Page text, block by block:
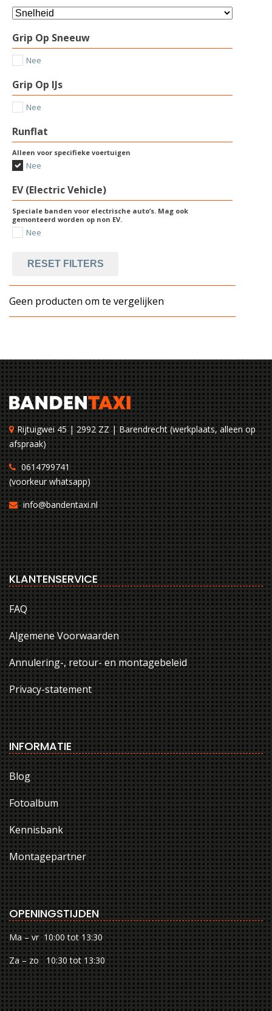
Grip Op Sneeuw
Nee
Grip Op IJs
Nee
Runflat
Alleen voor specifieke voertuigen
Nee
EV (Electric Vehicle)
Speciale banden voor electrische auto’s. Mag ook
gemonteerd worden op non EV.
Nee
RESET FILTERS
Geen producten om te vergelijken
Rijtuigwei 45 | 2992 ZZ | Barendrecht (werkplaats, alleen op
afspraak)
0614799741
(voorkeur whatsapp)
info@bandentaxi.nl
KLANTENSERVICE
FAQ
Algemene Voorwaarden
Annulering-, retour- en montagebeleid
Privacy-statement
INFORMATIE
Blog
Fotoalbum
Kennisbank
Montagepartner
OPENINGSTIJDEN
Ma – vr 10:00 tot 13:30
Za – zo 10:30 tot 13:30